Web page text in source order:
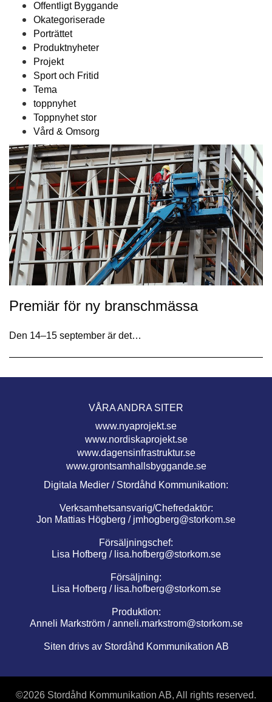
Offentligt Byggande
Okategoriserade
Porträttet
Produktnyheter
Projekt
Sport och Fritid
Tema
toppnyhet
Toppnyhet stor
Vård & Omsorg
Premiär för ny branschmässa
Den 14–15 september är det…
VÅRA ANDRA SITER
www.nyaprojekt.se
www.nordiskaprojekt.se
www.dagensinfrastruktur.se
www.grontsamhallsbyggande.se
Digitala Medier / Stordåhd Kommunikation:
Verksamhetsansvarig/Chefredaktör:
Jon Mattias Högberg / jmhogberg@storkom.se
Försäljningschef:
Lisa Hofberg / lisa.hofberg@storkom.se
Försäljning:
Lisa Hofberg / lisa.hofberg@storkom.se
Produktion:
Anneli Markström /anneli.markstrom@storkom.se
Siten drivs av Stordåhd Kommunikation AB
©2026 Stordåhd Kommunikation AB, All rights reserved.